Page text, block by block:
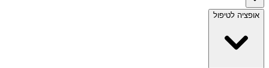
אופציה לטיפול